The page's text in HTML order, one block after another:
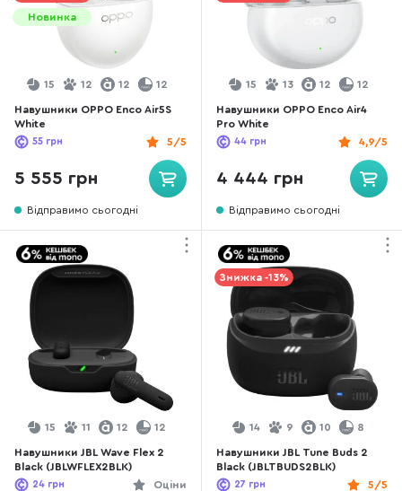
Новинка
15 12 12 12
Навушники OPPO Enco Air5S
White
5/5
55 грн
5 555 грн
Відправимо сьогодні
15 13 12 12
Навушники OPPO Enco Air4
Pro White
4,9/5
44 грн
4 444 грн
Відправимо сьогодні
15 11 12 12
Навушники JBL Wave Flex 2
Black (JBLWFLEX2BLK)
Оціни
24 грн
Знижка -13%
14 9 10 8
Навушники JBL Tune Buds 2
Black (JBLTBUDS2BLK)
5/5
27 грн